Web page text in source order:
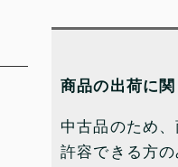
商品の出荷に
中古品のため
許容できる方